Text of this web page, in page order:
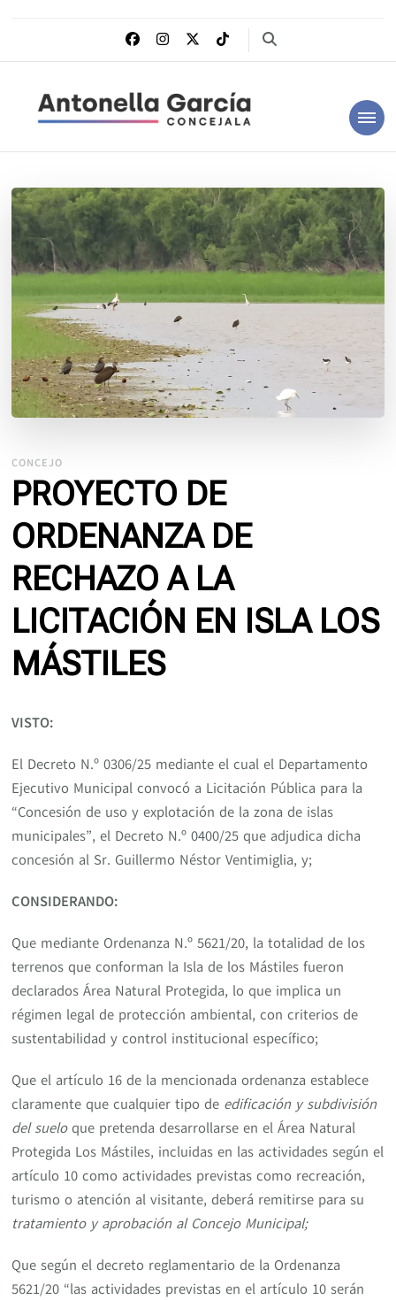
Antonella García
CONCEJO
PROYECTO DE
ORDENANZA DE
RECHAZO A LA
LICITACIÓN EN ISLA LOS
MÁSTILES
VISTO:
El Decreto N.º 0306/25 mediante el cual el Departamento
Ejecutivo Municipal convocó a Licitación Pública para la
“Concesión de uso y explotación de la zona de islas
municipales”, el Decreto N.º 0400/25 que adjudica dicha
concesión al Sr. Guillermo Néstor Ventimiglia, y;
CONSIDERANDO:
Que mediante Ordenanza N.º 5621/20, la totalidad de los
terrenos que conforman la Isla de los Mástiles fueron
declarados Área Natural Protegida, lo que implica un
régimen legal de protección ambiental, con criterios de
sustentabilidad y control institucional específico;
Que el artículo 16 de la mencionada ordenanza establece
claramente que cualquier tipo de edificación y subdivisión
del sueloque pretenda desarrollarse en el Área Natural
Protegida Los Mástiles, incluidas en las actividades según el
artículo 10 como actividades previstas como recreación,
turismo o atención al visitante, deberá remitirse para su
tratamiento y aprobación al Concejo Municipal;
Que según el decreto reglamentario de la Ordenanza
5621/20 “las actividades previstas en el artículo 10 serán